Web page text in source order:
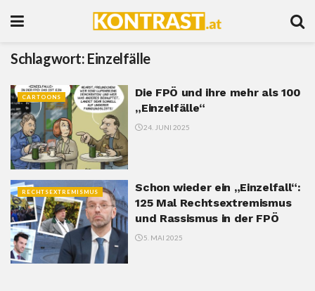
Schlagwort: Einzelfälle
CARTOONS
Die FPÖ und ihre mehr als 100
„Einzelfälle“
24. JUNI 2025
RECHTSEXTREMISMUS
Schon wieder ein „Einzelfall“:
125 Mal Rechtsextremismus
und Rassismus in der FPÖ
5. MAI 2025